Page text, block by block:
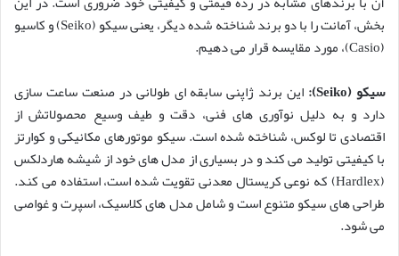
بخش، آمانت را با دو برند شناخته شده دیگر، یعنی سیکو (Seiko) و کاسیو
(Casio)، مورد مقایسه قرار می دهیم.
سیکو (Seiko):
این برند ژاپنی سابقه ای طولانی در صنعت ساعت سازی
دارد و به دلیل نوآوری های فنی، دقت و طیف وسیع محصولاتش از
اقتصادی تا لوکس، شناخته شده است. سیکو موتورهای مکانیکی و کوارتز
با کیفیتی تولید می کند و در بسیاری از مدل های خود از شیشه هاردلکس
(Hardlex) که نوعی کریستال معدنی تقویت شده است، استفاده می کند.
طراحی های سیکو متنوع است و شامل مدل های کلاسیک، اسپرت و غواصی
می شود.